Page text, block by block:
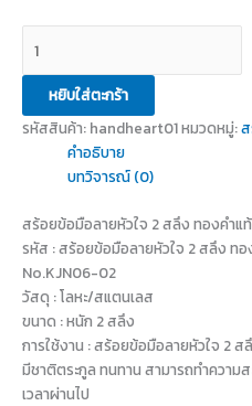
หยิบใส่ตะกร้า
รหัสสินค้า: handheart01หมวดหมู่:
คำอธิบาย
บทวิจารณ์ (0)
สร้อยข้อมือลายหัวใจ 2 สลึง ทองคำแ
รหัส : สร้อยข้อมือลายหัวใจ 2 สลึง ทอ
No.KJN06-02
วัสดุ : โลหะ/สแตนเลส
ขนาด : หนัก 2 สลึง
การใช้งาน : สร้อยข้อมือลายหัวใจ 2
มีชาติตระกูล ทนทาน สามารถทำความ
เวลาผ่านไป